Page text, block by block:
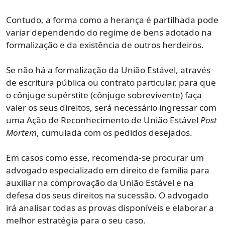
Contudo, a forma como a herança é partilhada pode
variar dependendo do regime de bens adotado na
formalização e da existência de outros herdeiros.
Se não há a formalização da União Estável, através
de escritura pública ou contrato particular, para que
o cônjuge supérstite (cônjuge sobrevivente) faça
valer os seus direitos, será necessário ingressar com
uma Ação de Reconhecimento de União Estável Post
Mortem, cumulada com os pedidos desejados.
Em casos como esse, recomenda-se procurar um
advogado especializado em direito de família para
auxiliar na comprovação da União Estável e na
defesa dos seus direitos na sucessão. O advogado
irá analisar todas as provas disponíveis e elaborar a
melhor estratégia para o seu caso.